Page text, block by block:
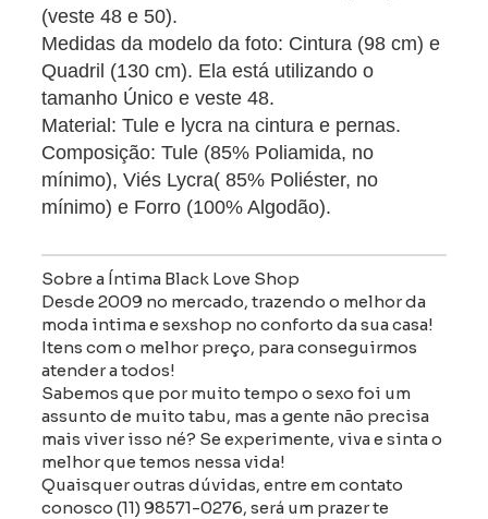
(veste 48 e 50).
Medidas da modelo da foto: Cintura (98 cm) e
Quadril (130 cm). Ela está utilizando o
tamanho Único e veste 48.
Material: Tule e lycra na cintura e pernas.
Composição: Tule (85% Poliamida, no
mínimo), Viés Lycra( 85% Poliéster, no
mínimo) e Forro (100% Algodão).
Sobre a Íntima Black Love Shop
Desde 2009 no mercado, trazendo o melhor da
moda intima e sexshop no conforto da sua casa!
Itens com o melhor preço, para conseguirmos
atender a todos!
Sabemos que por muito tempo o sexo foi um
assunto de muito tabu, mas a gente não precisa
mais viver isso né? Se experimente, viva e sinta o
melhor que temos nessa vida!
Quaisquer outras dúvidas, entre em contato
conosco (11) 98571-0276, será um prazer te